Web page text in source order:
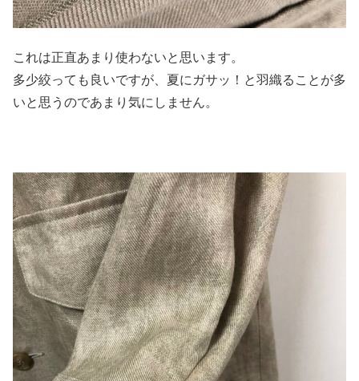
これは正直あまり使わないと思います。
多少絞っても良いですが、夏にガサッ！と羽織ることが多
いと思うのであまり気にしません。